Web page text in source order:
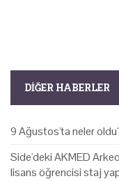
DIĞER HABERLER
9 Ağustos'ta neler
Side'deki AKMED
lisans öğrencisi staj